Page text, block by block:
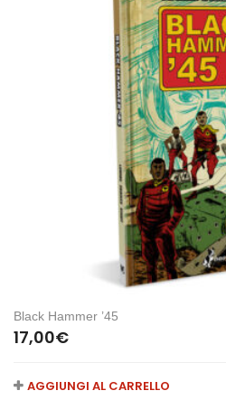
Black Hammer ’45
17,00€
AGGIUNGI AL CARRELLO